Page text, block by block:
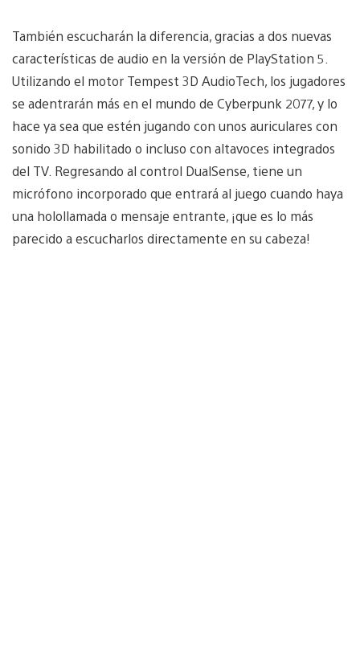
También escucharán la diferencia, gracias a dos nuevas
características de audio en la versión de PlayStation 5.
Utilizando el motor Tempest 3D AudioTech, los jugadores
se adentrarán más en el mundo de Cyberpunk 2077, y lo
hace ya sea que estén jugando con unos auriculares con
sonido 3D habilitado o incluso con altavoces integrados
del TV. Regresando al control DualSense, tiene un
micrófono incorporado que entrará al juego cuando haya
una holollamada o mensaje entrante, ¡que es lo más
parecido a escucharlos directamente en su cabeza!